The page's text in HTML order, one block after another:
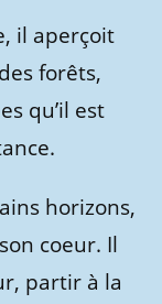
il aperçoit
forêts,
qu’il est
horizons,
coeur. Il
partir à la